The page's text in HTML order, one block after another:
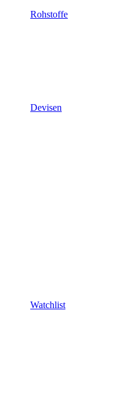
Rohstoffe
Devisen
Watchlist